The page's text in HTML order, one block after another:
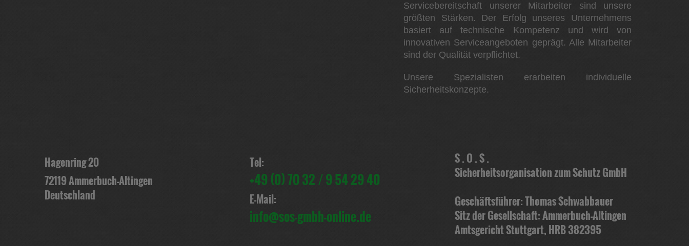
Servicebereitschaft unserer Mitarbeiter sind unsere
größten Stärken. Der Erfolg unseres Unternehmens
basiert auf technische Kompetenz und wird von
innovativen Serviceangeboten geprägt. Alle Mitarbeiter
sind der Qualität verpflichtet.
Unsere Spezialisten erarbeiten individuelle
Sicherheitskonzepte.
Hagenring 20
72119 Ammerbuch-Altingen
Deutschland
Tel:
+49 (0) 70 32 / 9 54 29 40
E-Mail:
info@sos-gmbh-online.de
S . O . S .
Sicherheitsorganisation zum Schutz GmbH
Geschäftsführer: Thomas Schwabbauer
Sitz der Gesellschaft: Ammerbuch-Altingen
Amtsgericht Stuttgart, HRB 382395